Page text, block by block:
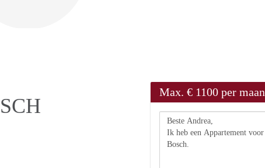
Max. € 1100 per